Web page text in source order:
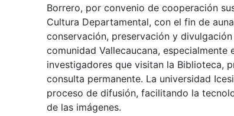
Borrero, por convenio de cooperación
Cultura Departamental, con el fin de
conservación, preservación y
comunidad Vallecaucana, especialmente
investigadores que visitan la Biblioteca,
consulta permanente. La universidad
proceso de difusión, facilitando la
de las imágenes.